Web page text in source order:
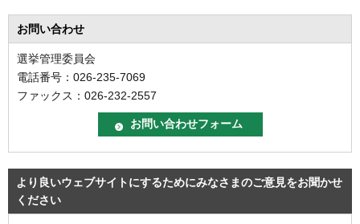
お問い合わせ
選挙管理委員会
電話番号：026-235-7069
ファックス：026-232-2557
より良いウェブサイトにするためにみなさまのご意見をお聞かせ
ください